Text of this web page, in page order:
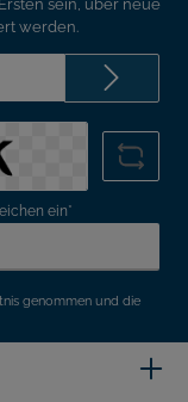
sein, über neue
werden.
ein*
genommen und die